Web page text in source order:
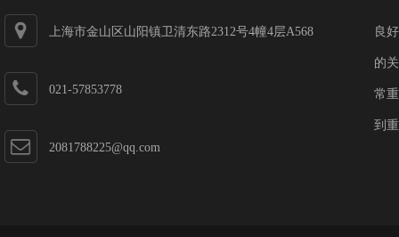
上海市金山区山阳镇卫清东路2312号4幢4层A568
021-57853778
2081788225@qq.com
良
的
常
到